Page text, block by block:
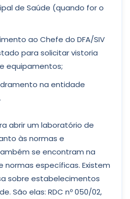
de Saúde (quando for o
ao Chefe do DFA/SIV
para solicitar vistoria
equipamentos;
na entidade
abrir um laboratório de
às normas e
se encontram na
normas específicas. Existem
sobre estabelecimentos
São elas: RDC nº 050/02,